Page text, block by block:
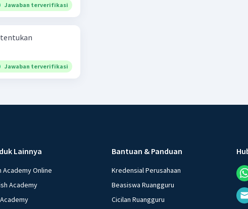
Jawaban terverifikasi
tentukan
Jawaban terverifikasi
Lainnya
Academy Online
Academy
Bantuan & Panduan
Kredensial Perusahaan
Beasiswa Ruangguru
Cicilan Ruangguru